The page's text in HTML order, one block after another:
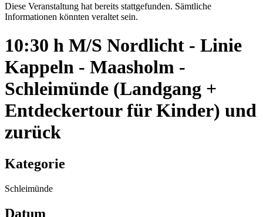
Diese Veranstaltung hat bereits stattgefunden. Sämtliche
Informationen könnten veraltet sein.
10:30 h M/S Nordlicht - Linie
Kappeln - Maasholm -
Schleimünde (Landgang +
Entdeckertour für Kinder) und
zurück
Kategorie
Schleimünde
Datum